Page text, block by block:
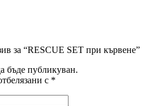
за “RESCUE SET при кървене”
бъде публикуван.
с *